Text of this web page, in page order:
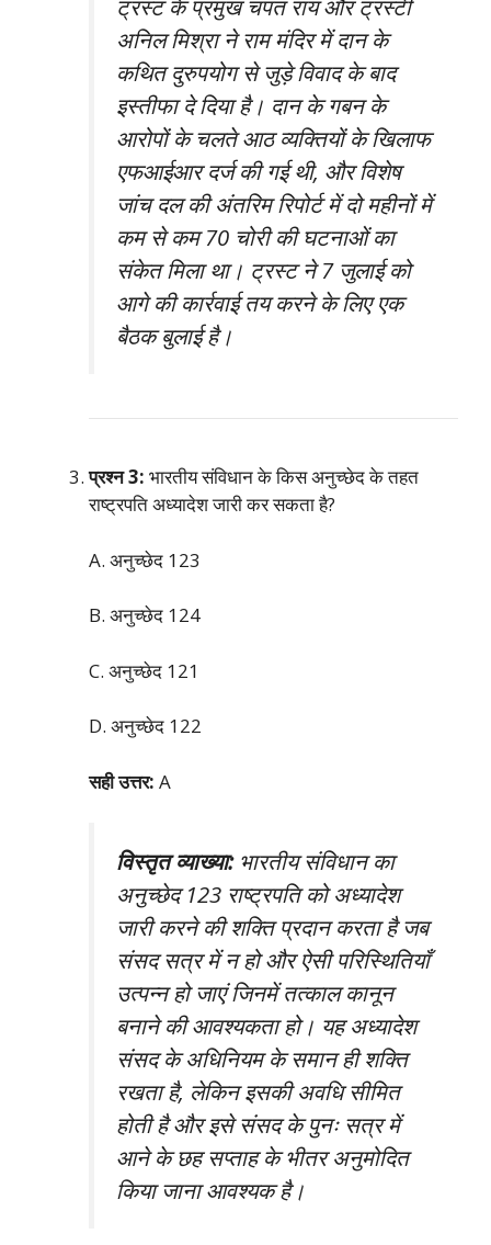
ट्रस्ट के प्रमुख चंपत राय और ट्रस्टी
अनिल मिश्रा ने राम मंदिर में दान के
कथित दुरुपयोग से जुड़े विवाद के बाद
इस्तीफा दे दिया है। दान के गबन के
आरोपों के चलते आठ व्यक्तियों के खिलाफ
एफआईआर दर्ज की गई थी, और विशेष
जांच दल की अंतरिम रिपोर्ट में दो महीनों में
कम से कम 70 चोरी की घटनाओं का
संकेत मिला था। ट्रस्ट ने 7 जुलाई को
आगे की कार्रवाई तय करने के लिए एक
बैठक बुलाई है।
प्रश्न 3: भारतीय संविधान के किस अनुच्छेद के तहत
राष्ट्रपति अध्यादेश जारी कर सकता है?
A. अनुच्छेद 123
B. अनुच्छेद 124
C. अनुच्छेद 121
D. अनुच्छेद 122
सही उत्तर: A
विस्तृत व्याख्या:भारतीय संविधान का
अनुच्छेद 123 राष्ट्रपति को अध्यादेश
जारी करने की शक्ति प्रदान करता है जब
संसद सत्र में न हो और ऐसी परिस्थितियाँ
उत्पन्न हो जाएं जिनमें तत्काल कानून
बनाने की आवश्यकता हो। यह अध्यादेश
संसद के अधिनियम के समान ही शक्ति
रखता है, लेकिन इसकी अवधि सीमित
होती है और इसे संसद के पुनः सत्र में
आने के छह सप्ताह के भीतर अनुमोदित
किया जाना आवश्यक है।